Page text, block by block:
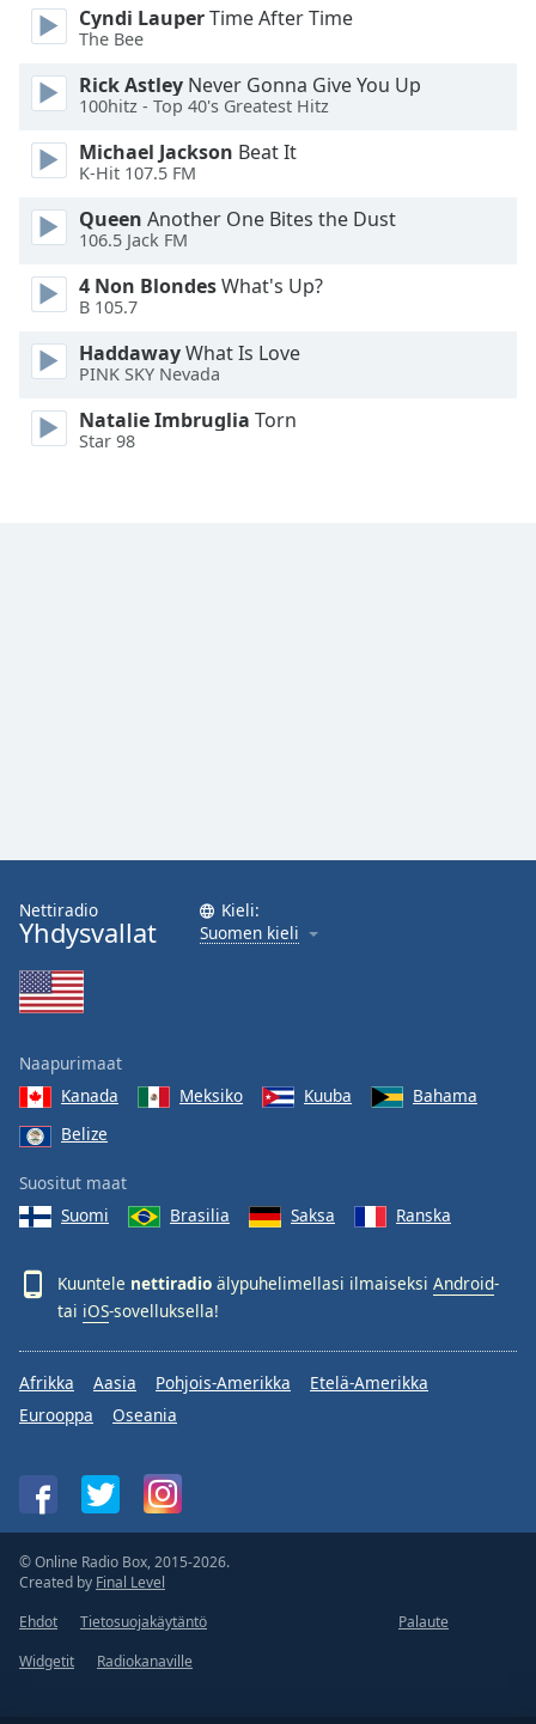
Background
Color
Opacity
Caption
Area
Color
Opacity
Font
End
dialog
window.
Cyndi LauperTime After Time
The Bee
Rick Astley Never Gonna Give You Up
100hitz - Top 40's Greatest Hitz
Michael Jackson Beat It
K-Hit 107.5 FM
Queen Another One Bites the Dust
106.5 Jack FM
4 Non BlondesWhat's Up?
B 105.7
HaddawayWhat Is Love
PINK SKY Nevada
Natalie Imbruglia Torn
Star 98
Nettiradio
Yhdysvallat
Kieli:
Suomen kieli
Naapurimaat
Kanada
Meksiko Kuuba
Bahama
Belize
Suositut maat
Suomi
Brasilia Saksa Ranska
Kuuntele nettiradio älypuhelimellasi ilmaiseksi Android-
tai iOS-sovelluksella!
Afrikka Aasia Pohjois-Amerikka
Etelä-Amerikka
Eurooppa
Oseania
© Online Radio Box, 2015-2026.
Created by Final Level
Ehdot
Tietosuojakäytäntö
Palaute
Widgetit
Radiokanaville